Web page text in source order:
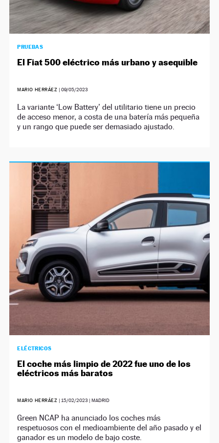
PRUEBAS
El Fiat 500 eléctrico más urbano y asequible
MARIO HERRÁEZ | 09/05/2023
La variante ‘Low Battery’ del utilitario tiene un precio
de acceso menor, a costa de una batería más pequeña
y un rango que puede ser demasiado ajustado.
ELÉCTRICOS
El coche más limpio de 2022 fue uno de los
eléctricos más baratos
MARIO HERRÁEZ | 15/02/2023| MADRID
Green NCAP ha anunciado los coches más
respetuosos con el medioambiente del año pasado y el
ganador es un modelo de bajo coste.